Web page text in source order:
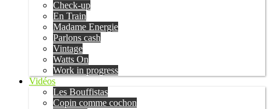
Check-up
En Train
Madame Energie
Parlons cash
Vintage
Watts On
Work in progress
Vidéos
Les Bouffistas
Copin comme cochon